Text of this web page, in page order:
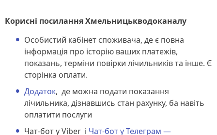
Корисні посилання Хмельницькводоканалу
Особистий кабінет споживача, де є повна
інформація про історію ваших платежів,
показань, терміни повірки лічильників та інше. Є
сторінка оплати.
Додаток, де можна подати показання
лічильника, дізнавшись стан рахунку, ба навіть
оплатити послуги
Чат-бот у Viber і Чат-бот у Телеграм —